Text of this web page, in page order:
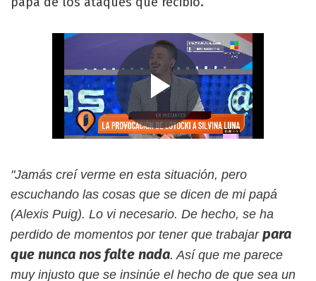
"Jamás creí verme en esta situación, pero
escuchando las cosas que se dicen de mi papá
(Alexis Puig). Lo vi necesario. De hecho, se ha
perdido de momentos por tener que trabajar para
que nunca nos falte nada. Así que me parece
muy injusto que se insinúe el hecho de que sea un